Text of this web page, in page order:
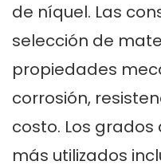
de níquel. Las
selección de
propiedades
corrosión,
costo. Los
más utilizados